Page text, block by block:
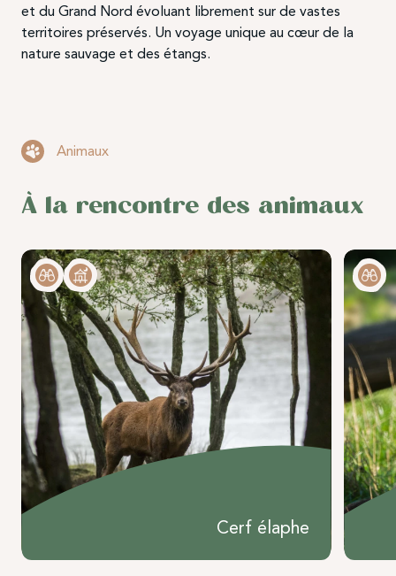
et du Grand Nord évoluant librement sur de vastes
territoires préservés. Un voyage unique au cœur de la
nature sauvage et des étangs.
Animaux
À la rencontre des animaux
Cerf élaphe